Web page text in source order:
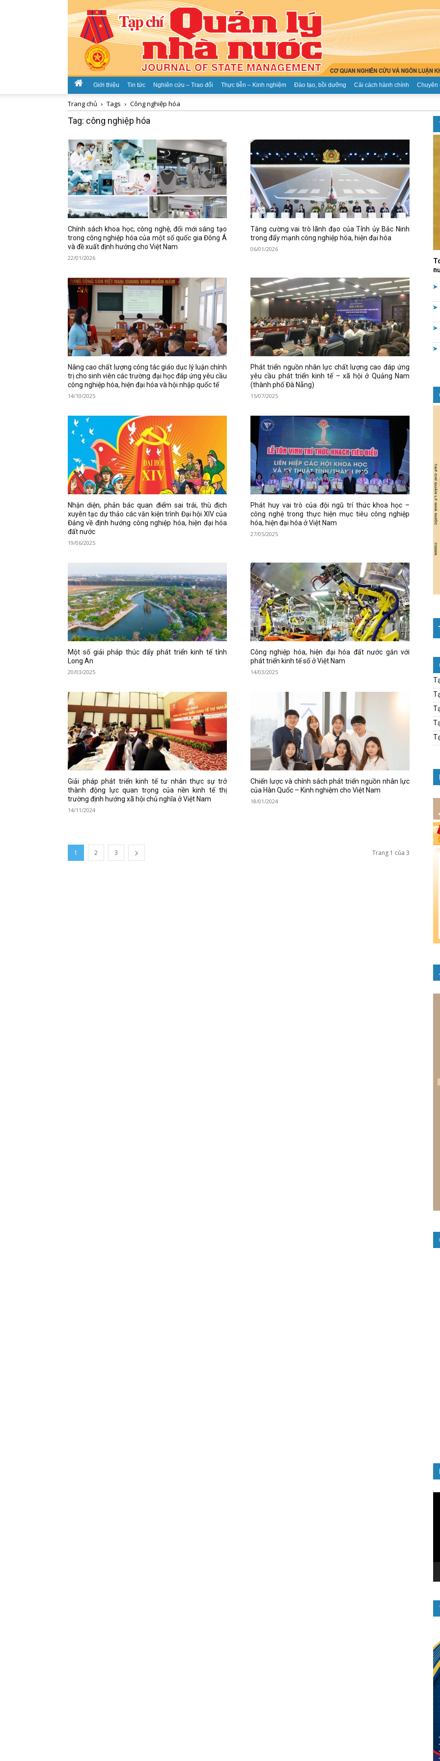
chí
Quản
lý
nhà
nước
Giới thiệu Tin tức Nghiên cứu – Trao đổi Thực tiễn – Kinh nghiệm Đào tạo, bồi dưỡng Cải cách hành chính Chuyên
Trang chủ Tags Công nghiệp hóa
Tag: công nghiệp hóa
Chính sách khoa học, công nghệ, đổi mới sáng tạo
trong công nghiệp hóa của một số quốc gia Đông Á
và đề xuất định hướng cho Việt Nam
22/01/2026
Tăng cường vai trò lãnh đạo của Tỉnh ủy Bắc Ninh
trong đẩy mạnh công nghiệp hóa, hiện đại hóa
06/01/2026
Nâng cao chất lượng công tác giáo dục lý luận chính
trị cho sinh viên các trường đại học đáp ứng yêu cầu
công nghiệp hóa, hiện đại hóa và hội nhập quốc tế
14/10/2025
Phát triển nguồn nhân lực chất lượng cao đáp ứng
yêu cầu phát triển kinh tế – xã hội ở Quảng Nam
(thành phố Đà Nẵng)
15/07/2025
Nhận diện, phản bác quan điểm sai trái, thù địch
xuyên tạc dự thảo các văn kiện trình Đại hội XIV của
Đảng về định hướng công nghiệp hóa, hiện đại hóa
đất nước
19/06/2025
Phát huy vai trò của đội ngũ trí thức khoa học –
công nghệ trong thực hiện mục tiêu công nghiệp
hóa, hiện đại hóa ở Việt Nam
27/05/2025
Một số giải pháp thúc đẩy phát triển kinh tế tỉnh
Long An
20/03/2025
Công nghiệp hóa, hiện đại hóa đất nước gắn với
phát triển kinh tế số ở Việt Nam
14/03/2025
Giải pháp phát triển kinh tế tư nhân thực sự trở
thành động lực quan trọng của nền kinh tế thị
trường định hướng xã hội chủ nghĩa ở Việt Nam
14/11/2024
Chiến lược và chính sách phát triển nguồn nhân lực
của Hàn Quốc – Kinh nghiệm cho Việt Nam
18/01/2024
1 2 3 Trang 1 của 3